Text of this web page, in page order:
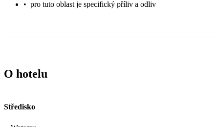
• pro tuto oblast je specifický příliv a odliv
O hotelu
Středisko